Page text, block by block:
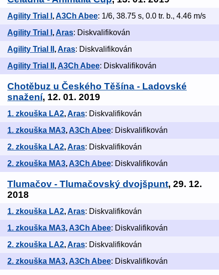
Agility Trial I ,A3Ch Abee: 1/6, 38.75 s, 0.0 tr. b., 4.46 m/s
Agility Trial I , Aras: Diskvalifikován
Agility Trial II ,Aras: Diskvalifikován
Agility Trial II , A3Ch Abee: Diskvalifikován
Chotěbuz u Českého Těšína - Ladovské
snažení, 12. 01. 2019
1. zkouška LA2,Aras: Diskvalifikován
1. zkouška MA3, A3Ch Abee: Diskvalifikován
2. zkouška LA2,Aras: Diskvalifikován
2. zkouška MA3, A3Ch Abee: Diskvalifikován
Tlumačov - Tlumačovský dvojšpunt, 29. 12.
2018
1. zkouška LA2,Aras: Diskvalifikován
1. zkouška MA3, A3Ch Abee: Diskvalifikován
2. zkouška LA2,Aras: Diskvalifikován
2. zkouška MA3, A3Ch Abee: Diskvalifikován